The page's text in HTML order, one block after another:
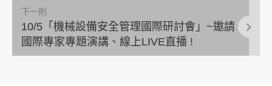
下一則
10/5「機械設備安全管理國際研討會」~邀請
國際專家專題演講、線上LIVE直播 !